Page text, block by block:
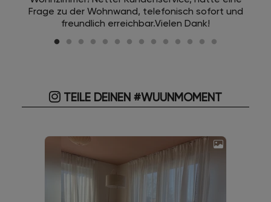
Frage zu der Wohnwand, telefonisch sofort und
freundlich erreichbar.Vielen Dank!
TEILE DEINEN #WUUNMOMENT